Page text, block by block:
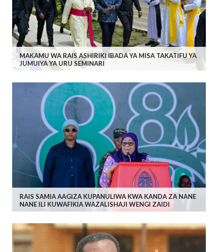
MAKAMU WA RAIS ASHIRIKI IBADA YA MISA TAKATIFU YA
JUMUIYA YA URU SEMINARI
RAIS SAMIA AAGIZA KUPANULIWA KWA KANDA ZA NANE
NANE ILI KUWAFIKIA WAZALISHAJI WENGI ZAIDI